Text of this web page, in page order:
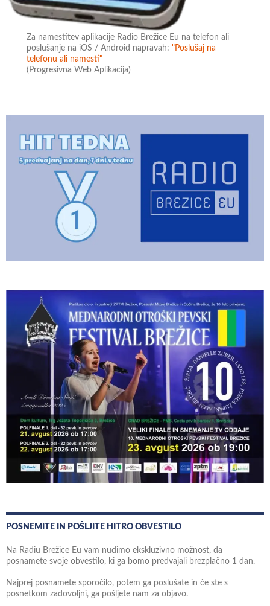
Za namestitev aplikacije Radio Brežice Eu na telefon ali
poslušanje na iOS / Android napravah: "Poslušaj na
telefonu ali namesti"
(Progresivna Web Aplikacija)
POSNEMITE IN POŠLJITE HITRO OBVESTILO
Na Radiu Brežice Eu vam nudimo ekskluzivno možnost, da
posnamete svoje obvestilo, ki ga bomo predvajali brezplačno 1 dan.
Najprej posnamete sporočilo, potem ga poslušate in če ste s
posnetkom zadovoljni, ga pošljete nam za objavo.